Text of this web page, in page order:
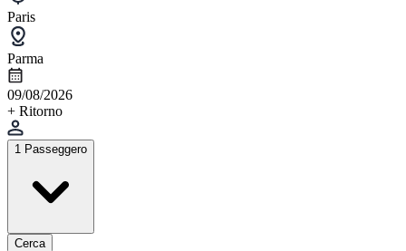
Paris
Parma
09/08/2026
+ Ritorno
1 Passeggero
Cerca